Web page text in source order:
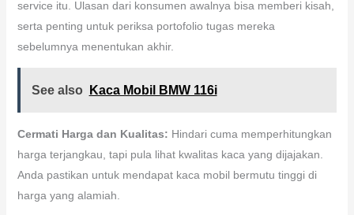
service itu. Ulasan dari konsumen awalnya bisa memberi kisah,
serta penting untuk periksa portofolio tugas mereka
sebelumnya menentukan akhir.
See also Kaca Mobil BMW 116i
Cermati Harga dan Kualitas: Hindari cuma memperhitungkan
harga terjangkau, tapi pula lihat kwalitas kaca yang dijajakan.
Anda pastikan untuk mendapat kaca mobil bermutu tinggi di
harga yang alamiah.